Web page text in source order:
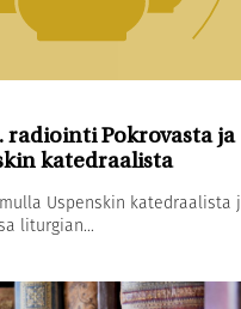
radiointi Pokrovasta ja
katedraalista
Uspenskin katedraalista
liturgian...